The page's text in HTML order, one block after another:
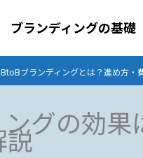
ブランディングの基礎
BtoBブランディングとは？進め方・
グの効
説